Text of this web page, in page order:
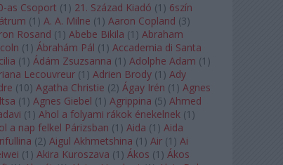
as Csoport (1 ) 21. Század Kiadó (1 ) 6szín
(1 ) A. A. Milne (1 ) Aaron Copland (3)
Rosand (1 ) Abebe Bikila (1 ) Abraham
(1 ) Ábrahám Pál (1 ) Accademia di Santa
(1 ) Ádám Zsuzsanna (1 ) Adolphe Adam (1 )
Lecouvreur (1 ) Adrien Brody (1 ) Ady
(10) Agatha Christie (2) Ágay Irén (1 ) Agnes
(1 ) Agnes Giebel (1 ) Agrippina (5) Ahmed
(1 ) Ahol a folyami rákok énekelnek (1 )
a nap felkel Párizsban (1 ) Aida (1 ) Aida
(2) Aigul Akhmetshina (1 ) Air (1 ) Ai
(1 ) Akira Kuroszava (1 ) Ákos (1 ) Ákos